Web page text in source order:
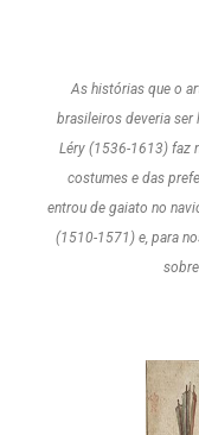
As histórias que o
brasileiros deveria ser
Léry (1536-1613) faz
costumes e das
entrou de gaiato no
(1510-1571) e, para